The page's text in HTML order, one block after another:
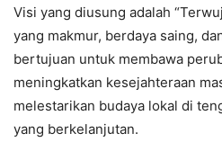
Visi yang diusung adalah
yang makmur, berdaya saing,
bertujuan untuk membawa
meningkatkan kesejahteraan
melestarikan budaya lokal di
yang berkelanjutan.